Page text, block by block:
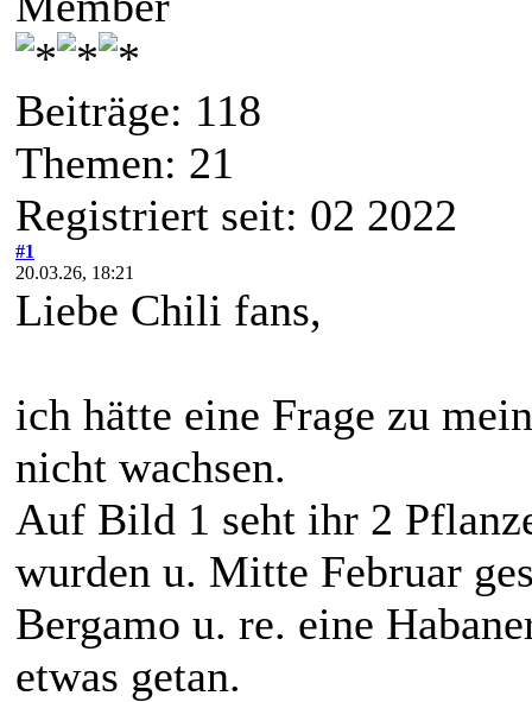
Beiträge: 118
Themen: 21
Registriert seit: 02 2022
#1
20.03.26, 18:21
Liebe Chili fans,
ich hätte eine Frage zu
nicht wachsen.
Auf Bild 1 seht ihr 2
wurden u. Mitte Februar
Bergamo u. re. eine
etwas getan.